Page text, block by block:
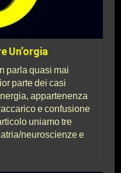
Un’orgia
parla quasi mai
parte dei casi
appartenenza
e confusione
uniamo tre
neuroscienze e